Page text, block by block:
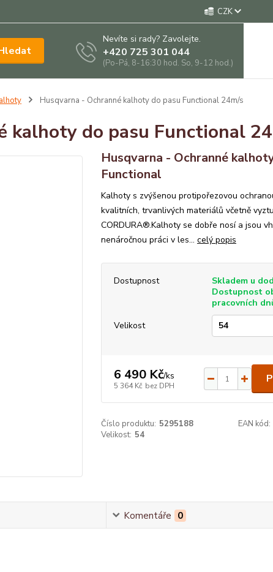
CZK
Nevíte si rady? Zavolejte.
+420 725 301 044
(Po-Pá, 8-16:30 hod. So, 9-12 hod.)
Husqvarna - Ochranné kalhoty do pasu Functional 24m/s
kalhoty do pasu Functional
Husqvarna - Ochranné
Functional
Kalhoty s zvýšenou protipořezovou
kvalitních, trvanlivých materiálů včetně
CORDURA®.Kalhoty se dobře nosí a jsou
nenáročnou práci v les... celý popis
Dostupnost
Skladem u
Dostupnost
pracovních
Velikost
6 490 Kč/ks
5 364 Kč bez DPH
Číslo produktu: 5295188 EAN kód:
Velikost: 54
Komentáře 0